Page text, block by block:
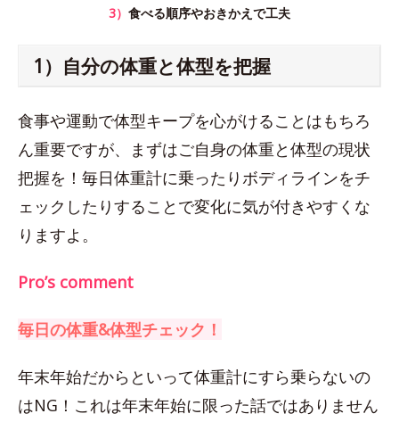
3） 食べる順序やおきかえで工夫
1）自分の体重と体型を把握
食事や運動で体型キープを心がけることはもちろ
ん重要ですが、まずはご自身の体重と体型の現状
把握を！毎日体重計に乗ったりボディラインをチ
ェックしたりすることで変化に気が付きやすくな
りますよ。
Pro’s comment
毎日の体重&体型チェック！
年末年始だからといって体重計にすら乗らないの
はNG！これは年末年始に限った話ではありません